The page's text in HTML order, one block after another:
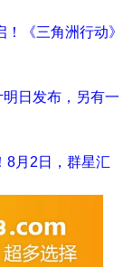
《三角洲行动》
明日发布，另有一
8月2日，群星汇